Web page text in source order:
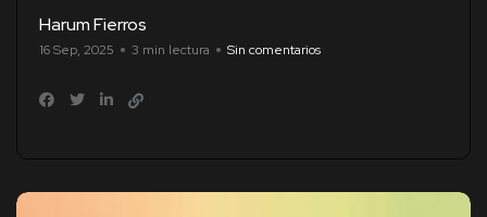
Harum Fierros
16 Sep, 2025 3 min lectura Sin comentarios